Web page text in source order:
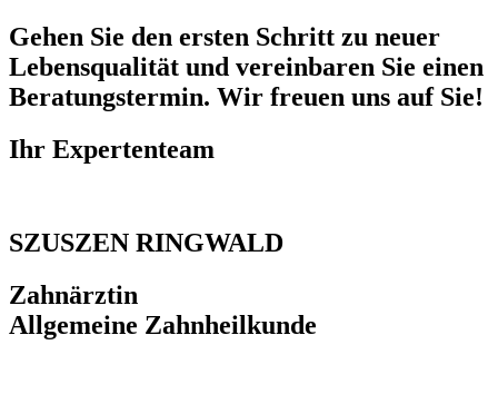
Gehen Sie den ersten Schritt zu neuer
Lebensqualität und vereinbaren Sie einen
Beratungstermin. Wir freuen uns auf Sie!
Ihr Expertenteam
SZUSZEN RINGWALD
Zahnärztin
Allgemeine Zahnheilkunde